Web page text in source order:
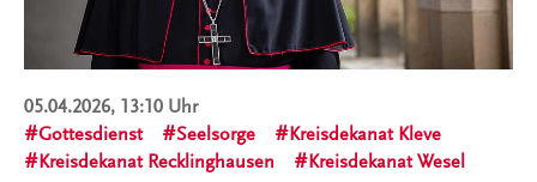
05.04.2026, 13:10 Uhr
Gottesdienst
Seelsorge
Kreisdekanat Kleve
Kreisdekanat Recklinghausen
Kreisdekanat Wesel